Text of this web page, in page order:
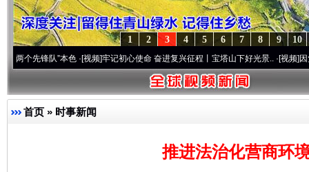
10
9
8
7
6
5
4
3
2
1
队”本色·[视频]牢记初心使命 奋进复兴征程丨宝塔山下好光景..·[视频]因党而生 为
首页 » 时事新闻
推进法治化营商环